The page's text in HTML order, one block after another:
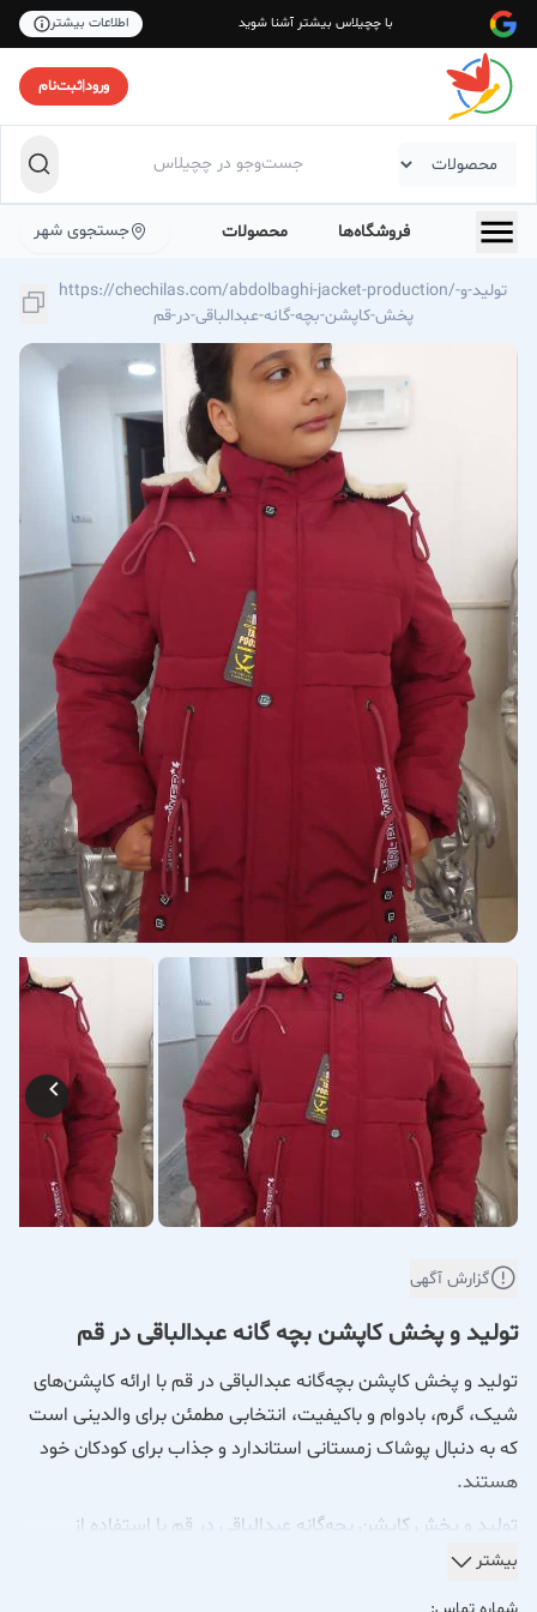
با چچیلاس بیشتر آشنا شوید اطلاعات بیشتر
ورود|ثبت‌نام
فروشگاه‌ها محصولات جستجوی شهر
https://chechilas.com/abdolbaghi-jacket-production/تولید-و-
پخش-کاپشن-بچه-گانه-عبدالباقی-در-قم
گزارش آگهی
تولید و پخش کاپشن بچه گانه عبدالباقی در قم
تولید و پخش کاپشن بچه‌گانه عبدالباقی در قم با ارائه کاپشن‌های
شیک، گرم، بادوام و باکیفیت، انتخابی مطمئن برای والدینی است
که به دنبال پوشاک زمستانی استاندارد و جذاب برای کودکان خود
هستند.
تولید و پخش کاپشن بچه‌گانه عبدالباقی در قم با استفاده از
پارچه‌های باکیفیت، ضدآب و ضدباد، انواع کاپشن‌های گرم، راحت و
بیشتر